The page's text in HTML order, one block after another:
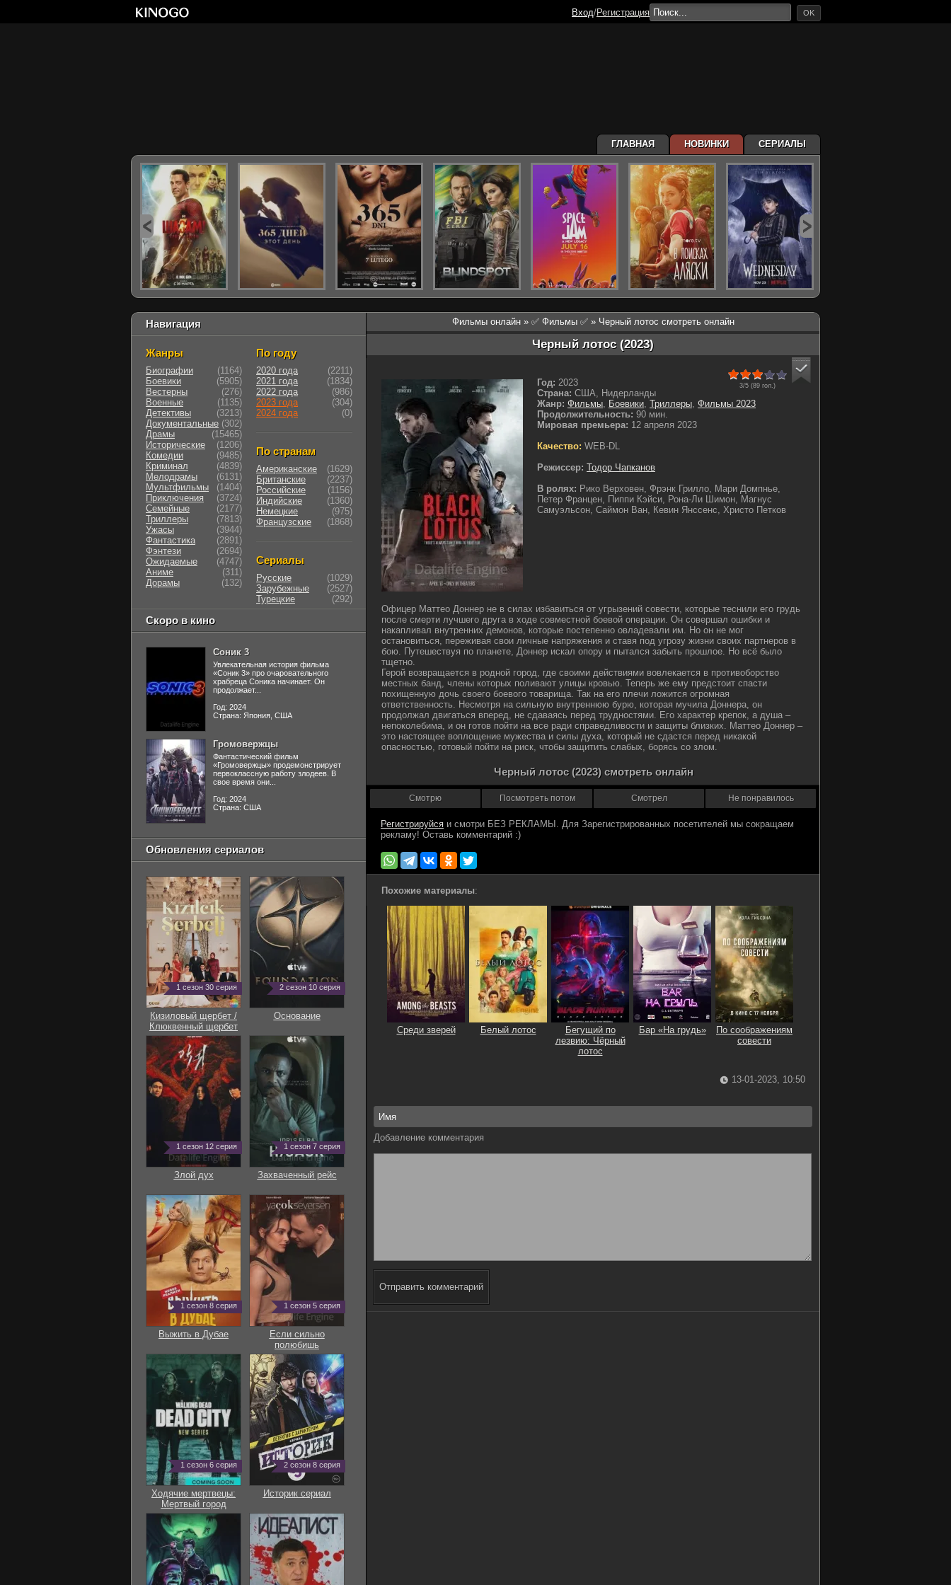
Фильмы онлайн » ✅ Фильмы ✅ » Черный лотос смотреть онлайн
Черный лотос (2023)
3/5 (89 гол.)
Год: 2023
Страна: США, Нидерланды
Жанр: Фильмы, Боевики, Триллеры, Фильмы 2023
Продолжительность: 90 мин.
Мировая премьера: 12 апреля 2023
Качество: WEB-DL
Режиссер: Тодор Чапканов
В ролях: Рико Верховен, Фрэнк Грилло, Мари Домпнье,
Петер Францен, Пиппи Кэйси, Рона-Ли Шимон, Магнус
Самуэльсон, Саймон Ван, Кевин Янссенс, Христо Петков
Офицер Маттео Доннер не в силах избавиться от угрызений совести, которые теснили его грудь
после смерти лучшего друга в ходе совместной боевой операции. Он совершал ошибки и
накапливал внутренних демонов, которые постепенно овладевали им. Но он не мог
остановиться, переживая свои личные напряжения и ставя под угрозу жизни своих партнеров в
бою. Путешествуя по планете, Доннер искал опору и пытался забыть прошлое. Но всё было
тщетно.
Герой возвращается в родной город, где своими действиями вовлекается в противоборство
местных банд, члены которых поливают улицы кровью. Теперь же ему предстоит спасти
похищенную дочь своего боевого товарища. Так на его плечи ложится огромная
ответственность. Несмотря на сильную внутреннюю бурю, которая мучила Доннера, он
продолжал двигаться вперед, не сдаваясь перед трудностями. Его характер крепок, а душа –
непоколебима, и он готов пойти на все ради справедливости и защиты близких. Маттео Доннер –
это настоящее воплощение мужества и силы духа, который не сдастся перед никакой
опасностью, готовый пойти на риск, чтобы защитить слабых, борясь со злом.
Черный лотос (2023) смотреть онлайн
Смотрю Посмотреть потом Смотрел Не понравилось
Регистрируйся
Похожие материалы:
Среди зверей Белый лотос
Бегущий по
лезвию: Чёрный
лотос
Бар «На грудь»
По соображениям
совести
13-01-2023, 10:50
Добавление комментария
Отправить комментарий
Навигация
Жанры
Биографии
(1164)
Боевики
(5905)
Вестерны
(276)
Военные
(1135)
Детективы
(3213)
Документальные (302)
Драмы
(15465)
Исторические
(1206)
Комедии
(9485)
Криминал
(4839)
Мелодрамы
(6131)
Мультфильмы
(1404)
Приключения
(3724)
Семейные
(2177)
Триллеры
(7813)
Ужасы
(3944)
Фантастика
(2891)
Фэнтези
(2694)
Ожидаемые
(4747)
Аниме
(311)
Дорамы
(132)
По году
2020 года
(2211)
2021 года
(1834)
2022 года
(986)
2023 года
(304)
2024 года
(0)
По странам
Американские
(1629)
Британские
(2237)
Российские
(1156)
Индийские
(1360)
Немецкие
(975)
Французские
(1868)
Сериалы
Русские
(1029)
Зарубежные
(2527)
Турецкие
(292)
Скоро в кино
Соник 3
Увлекательная история фильма
«Соник 3» про очаровательного
храбреца Соника начинает. Он
продолжает...
Год: 2024
Страна: Япония, США
Громовержцы
Фантастический фильм
«Громовержцы» продемонстрирует
первоклассную работу злодеев. В
свое время они...
Год: 2024
Страна: США
Обновления сериалов
1 сезон 30 серия
Кизиловый щербет /
Клюквенный щербет
2 сезон 10 серия
Основание
1 сезон 12 серия
Злой дух
1 сезон 7 серия
Захваченный рейс
1 сезон 8 серия
Выжить в Дубае
1 сезон 5 серия
Если сильно
полюбишь
1 сезон 6 серия
Ходячие мертвецы:
Мертвый город
2 сезон 8 серия
Историк сериал
ГЛАВНАЯ НОВИНКИ СЕРИАЛЫ
Вход/Регистрация OK